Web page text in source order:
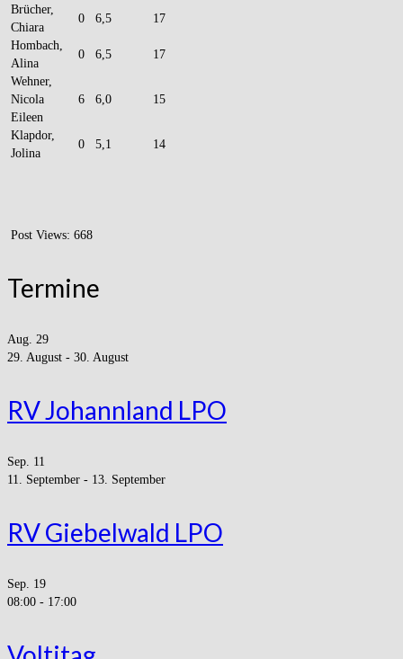
Brücher,
Chiara
0 6,5
17
Hombach,
Alina
0 6,5
17
Wehner,
Nicola
Eileen
6 6,0 15
Klapdor,
Jolina
0 5,1 14
Post Views: 668
Termine
Aug. 29
29. August - 30. August
RV Johannland LPO
Sep. 11
11. September - 13. September
RV Giebelwald LPO
Sep. 19
08:00 - 17:00